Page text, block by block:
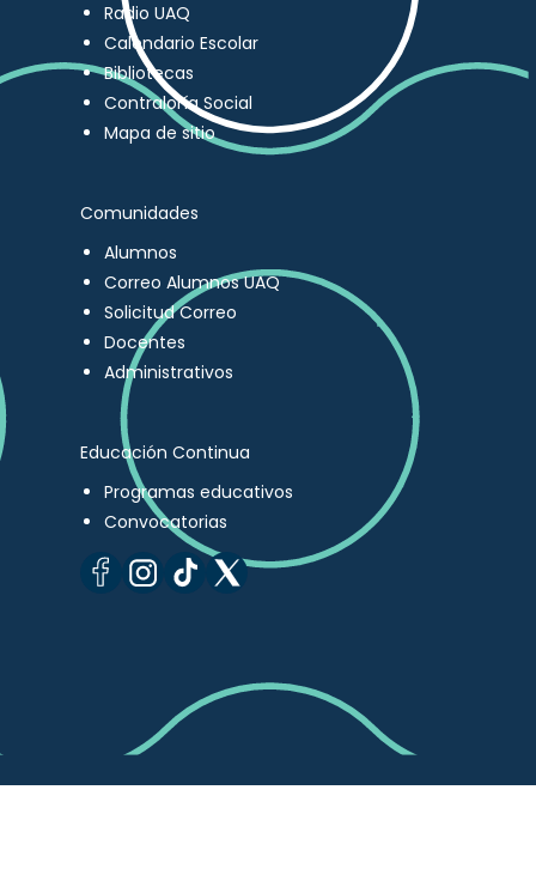
Radio UAQ
Calendario Escolar
Bibliotecas
Contraloría Social
Mapa de sitio
Comunidades
Alumnos
Correo Alumnos UAQ
Solicitud Correo
Docentes
Administrativos
Educación Continua
Programas educativos
Convocatorias